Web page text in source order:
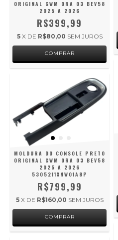
ORIGINAL GWM ORA 03 BEV58
2025 A 2026
R$399,99
5 X DE R$80,00 SEM JUROS
MOLDURA DO CONSOLE PRETO
ORIGINAL GWM ORA 03 BEV58
2025 A 2026
5305211XNW01A8P
R$799,99
5 X DE R$160,00 SEM JUROS